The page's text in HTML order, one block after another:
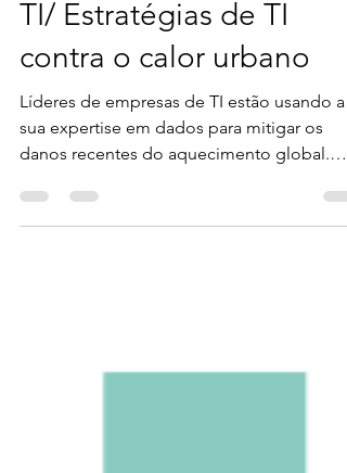
26 de nov. de 2022
2 min de leitura
TI/ Estratégias de TI
contra o calor urbano
Líderes de empresas de TI estão usando a
sua expertise em dados para mitigar os
danos recentes do aquecimento global.
Especialmente o...